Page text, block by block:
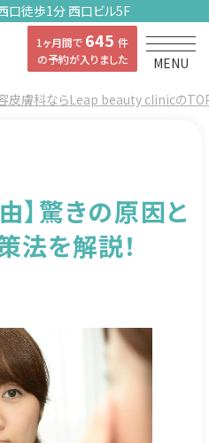
口徒歩1分 西口ビル5F
1ヶ月間で 645 件
の予約が入りました
MENU
皮膚科ならLeap beauty clinicの
】驚きの原因と
法を解説！